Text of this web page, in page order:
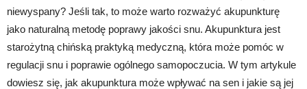
niewyspany? Jeśli tak, to może warto rozważyć akupunkturę
jako naturalną metodę poprawy jakości snu. Akupunktura jest
starożytną chińską praktyką medyczną, która może pomóc w
regulacji snu i poprawie ogólnego samopoczucia. W tym artykule
dowiesz się, jak akupunktura może wpływać na sen i jakie są jej